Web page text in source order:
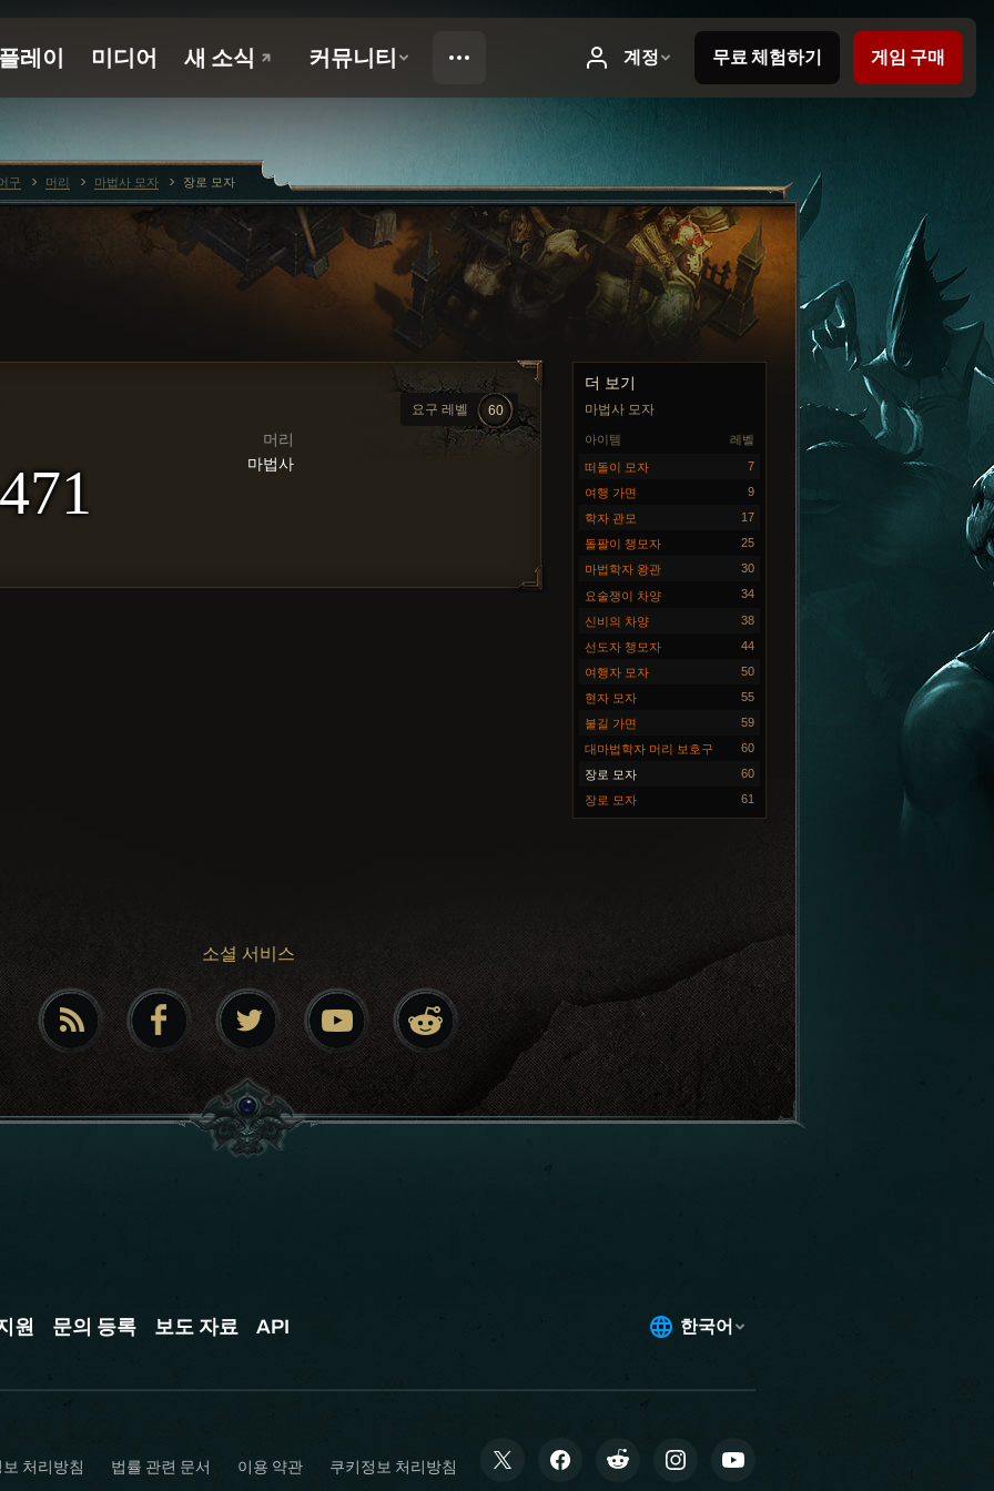
더 보기
마법사 모자
레벨
아이템
떠돌이 모자 7
여행 가면 9
학자 관모 17
돌팔이 챙모자 25
마법학자 왕관 30
요술쟁이 차양 34
신비의 차양 38
선도자 챙모자 44
여행자 모자 50
현자 모자 55
불길 가면 59
대마법학자 머리 보호구 60
장로 모자 60
장로 모자 61
요구 레벨 60
머리
마법사
소셜 서비스
구 머리 마법사 모자 장로 모자